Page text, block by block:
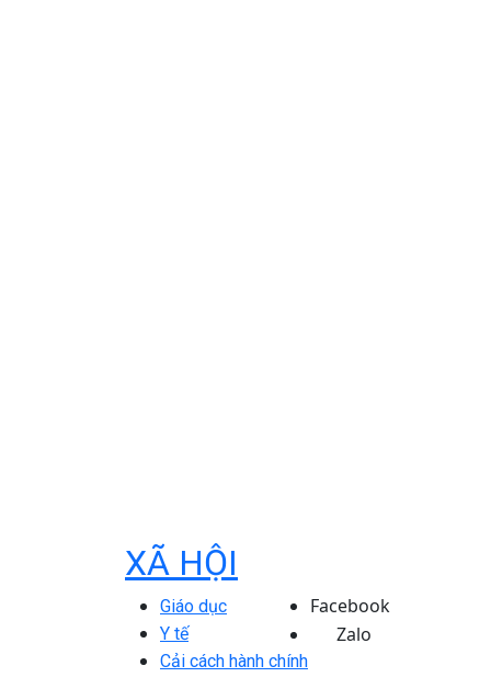
XÃ HỘI
Giáo dục
Y tế
Cải cách hành chính
Facebook
Zalo